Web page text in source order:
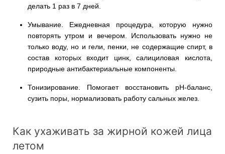
делать 1 раз в 7 дней.
Умывание. Ежедневная процедура, которую нужно
повторять утром и вечером. Использовать нужно не
только воду, но и гели, пенки, не содержащие спирт, в
состав которых входит цинк, салициловая кислота,
природные антибактериальные компоненты.
Тонизирование. Помогает восстановить pH-баланс,
сузить поры, нормализовать работу сальных желез.
Как ухаживать за жирной кожей лица
летом